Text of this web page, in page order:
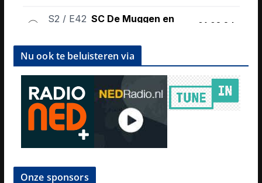
Nu ook te beluisteren via
Onze sponsors